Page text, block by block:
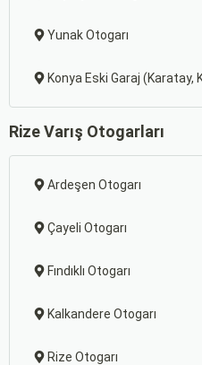
Yunak Otogarı
Konya Eski Garaj (Karatay,
Rize Varış Otogarları
Ardeşen Otogarı
Çayeli Otogarı
Fındıklı Otogarı
Kalkandere Otogarı
Rize Otogarı